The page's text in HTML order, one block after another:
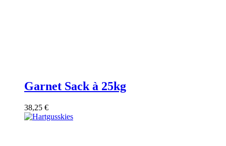
Garnet Sack à 25kg
38,25 €